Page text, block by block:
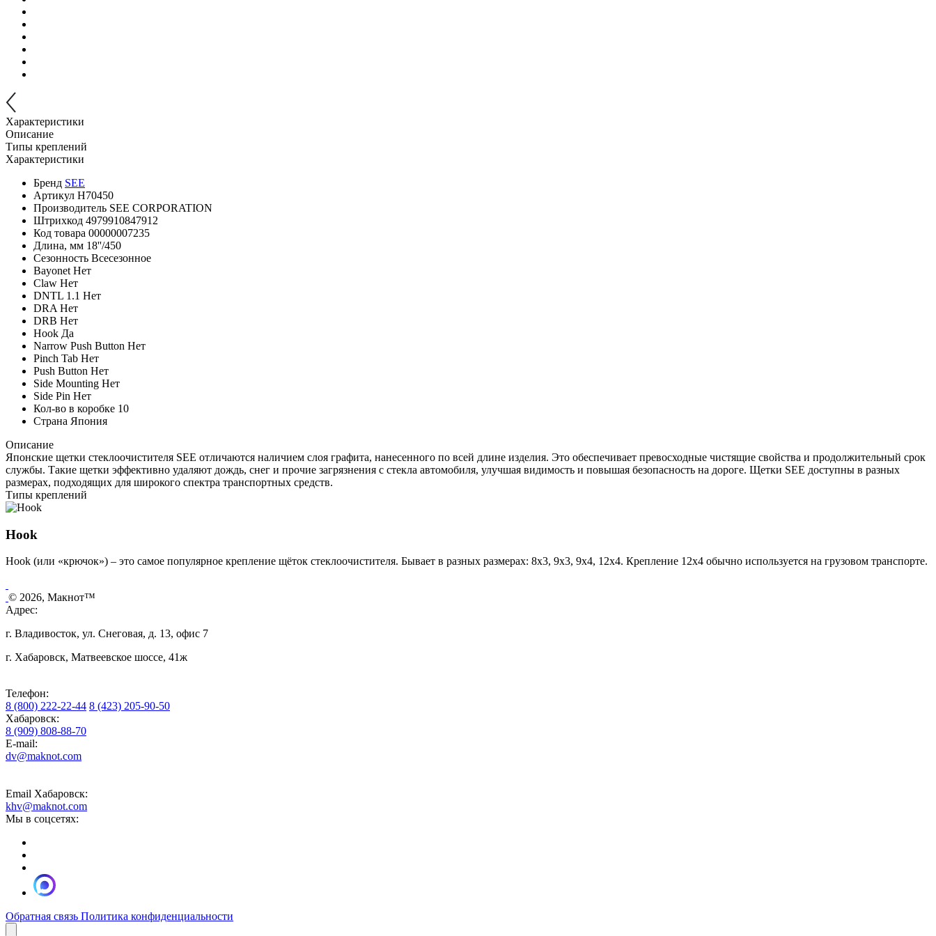
Характеристики
Описание
Типы креплений
Характеристики
Бренд SEE
Артикул H70450
Производитель SEE CORPORATION
Штрихкод 4979910847912
Код товара 00000007235
Длина, мм 18''/450
Сезонность Всесезонное
Bayonet Нет
Claw Нет
DNTL 1.1 Нет
DRA Нет
DRB Нет
Hook Да
Narrow Push Button Нет
Pinch Tab Нет
Push Button Нет
Side Mounting Нет
Side Pin Нет
Кол-во в коробке 10
Страна Япония
Описание
Японские щетки стеклоочистителя SEE отличаются наличием слоя графита, нанесенного по всей длине изделия. Это обеспечивает превосходные чистящие свойства и продолжительный срок
службы. Такие щетки эффективно удаляют дождь, снег и прочие загрязнения с стекла автомобиля, улучшая видимость и повышая безопасность на дороге. Щетки SEE доступны в разных
размерах, подходящих для широкого спектра транспортных средств.
Типы креплений
Hook
Hook (или «крючок») – это самое популярное крепление щёток стеклоочистителя. Бывает в разных размерах: 8х3, 9х3, 9х4, 12х4. Крепление 12х4 обычно используется на грузовом транспорте.
© 2026, Макнот™
Адрес:
г. Владивосток, ул. Снеговая, д. 13, офис 7
г. Хабаровск, Матвеевское шоссе, 41ж
Телефон:
8 (800) 222-22-44 8 (423) 205-90-50
Хабаровск:
8 (909) 808-88-70
E-mail:
dv@maknot.com
Email Хабаровск:
khv@maknot.com
Мы в соцсетях:
Обратная связь Политика конфиденциальности